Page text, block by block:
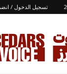
تسجيل الدخول /